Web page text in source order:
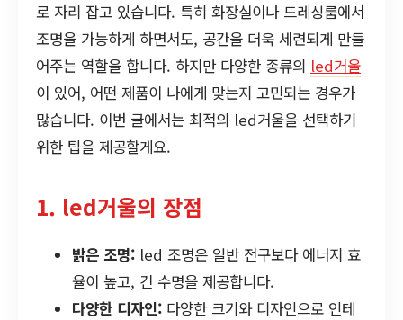
로 자리 잡고 있습니다. 특히 화장실이나 드레싱룸에서
조명을 가능하게 하면서도, 공간을 더욱 세련되게 만들
어주는 역할을 합니다. 하지만 다양한 종류의 led거울
이 있어, 어떤 제품이 나에게 맞는지 고민되는 경우가
많습니다. 이번 글에서는 최적의 led거울을 선택하기
위한 팁을 제공할게요.
1. led거울의 장점
밝은 조명: led 조명은 일반 전구보다 에너지 효
율이 높고, 긴 수명을 제공합니다.
다양한 디자인: 다양한 크기와 디자인으로 인테